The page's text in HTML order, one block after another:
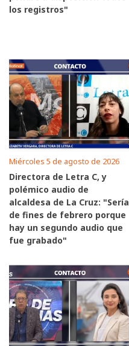
los registros"
Miércoles 5 de agosto de 2026
Directora de Letra C, y
polémico audio de
alcaldesa de La Cruz: "Sería
de fines de febrero porque
hay un segundo audio que
fue grabado"